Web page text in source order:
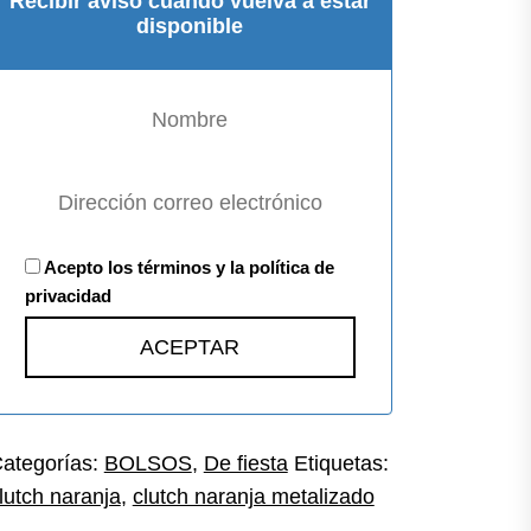
disponible
Acepto los términos y la política de
privacidad
BOLSOS, De fiesta Etiquetas:
naranja, clutch naranja metalizado